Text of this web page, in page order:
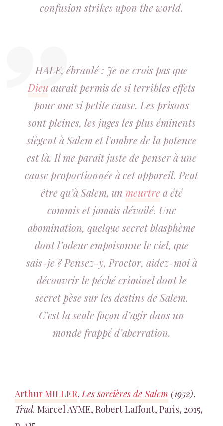
confusion strikes upon the world.
HALE, ébranlé : Je ne crois pas que
Dieuaurait permis de si terribles effets
pour une si petite cause. Les prisons
sont pleines, les juges les plus éminents
siègent à Salem et l’ombre de la potence
est là. Il me paraît juste de penser à une
cause proportionnée à cet appareil. Peut
être qu’à Salem, un meurtrea été
commis et jamais dévoilé. Une
abomination, quelque secret blasphème
dont l’odeur empoisonne le ciel, que
sais-je ? Pensez-y, Proctor, aidez-moi à
découvrir le péché criminel dont le
secret pèse sur les destins de Salem.
C’est la seule façon d’agir dans un
monde frappé d’aberration.
Arthur MILLER, Les sorcières de Salem (1952),
Trad. Marcel AYME, Robert Laffont, Paris, 2015,